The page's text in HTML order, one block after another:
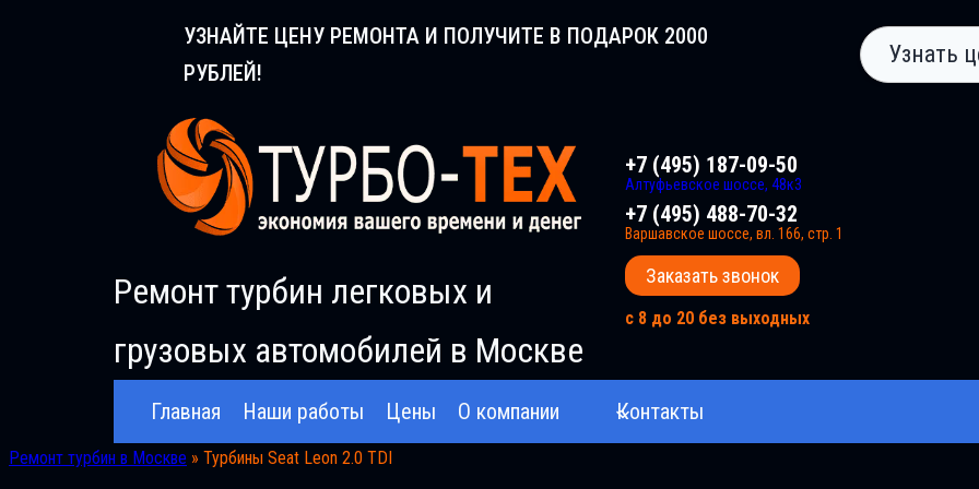
УЗНАЙТЕ ЦЕНУ РЕМОНТА И ПОЛУЧИТЕ В ПОДАРОК 2000
РУБЛЕЙ!
Узнать
Ремонт турбин легковых и
грузовых автомобилей в Москве
+7 (495) 187-09-50
Алтуфьевское шоссе, 48к3
+7 (495) 488-70-32
Варшавское шоссе, вл. 166, стр. 1
Заказать звонок
с 8 до 20 без выходных
Главная Наши работы Цены О компании Контакты
Ремонт турбин в Москве » Турбины Seat Leon 2.0 TDI